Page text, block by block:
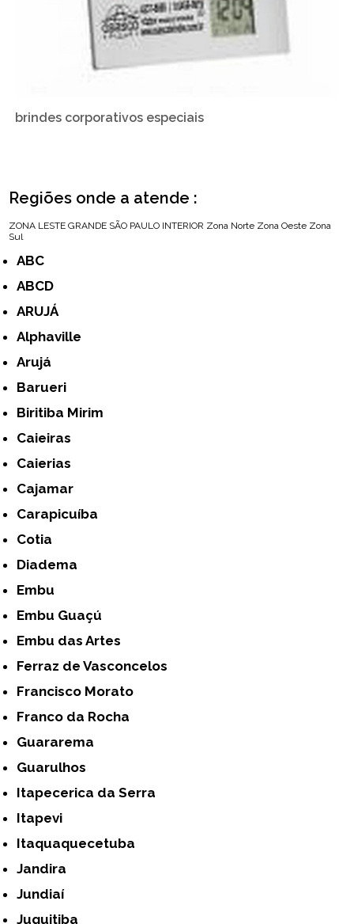
brindes corporativos especiais
Regiões onde a atende :
ZONA LESTE GRANDE SÃO PAULO INTERIOR Zona Norte Zona Oeste Zona
Sul
ABC
ABCD
ARUJÁ
Alphaville
Arujá
Barueri
Biritiba Mirim
Caieiras
Caierias
Cajamar
Carapicuíba
Cotia
Diadema
Embu
Embu Guaçú
Embu das Artes
Ferraz de Vasconcelos
Francisco Morato
Franco da Rocha
Guararema
Guarulhos
Itapecerica da Serra
Itapevi
Itaquaquecetuba
Jandira
Jundiaí
Juquitiba